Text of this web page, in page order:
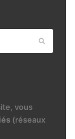
vous
(réseaux